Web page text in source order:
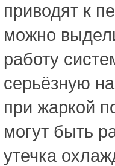
приводят к
можно
работу
серьёзную
при жаркой
могут быть
утечка